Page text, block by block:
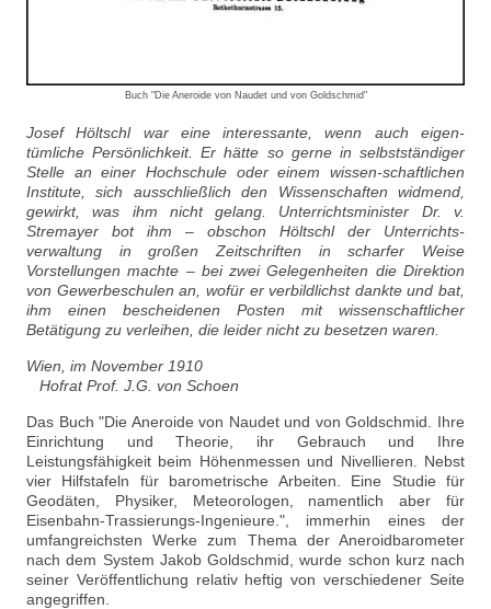
Buch "Die Aneroide von Naudet und von Goldschmid"
Josef Höltschl war eine interessante, wenn auch eigen-
tümliche Persönlichkeit. Er hätte so gerne in selbstständiger
Stelle an einer Hochschule oder einem wissen-schaftlichen
Institute, sich ausschließlich den Wissenschaften widmend,
gewirkt, was ihm nicht gelang. Unterrichtsminister Dr. v.
Stremayer bot ihm – obschon Höltschl der Unterrichts-
verwaltung in großen Zeitschriften in scharfer Weise
Vorstellungen machte – bei zwei Gelegenheiten die Direktion
von Gewerbeschulen an, wofür er verbildlichst dankte und bat,
ihm einen bescheidenen Posten mit wissenschaftlicher
Betätigung zu verleihen, die leider nicht zu besetzen waren.
Wien, im November 1910
Hofrat Prof. J.G. von Schoen
Das Buch "Die Aneroide von Naudet und von Goldschmid. Ihre
Einrichtung und Theorie, ihr Gebrauch und Ihre
Leistungsfähigkeit beim Höhenmessen und Nivellieren. Nebst
vier Hilfstafeln für barometrische Arbeiten. Eine Studie für
Geodäten, Physiker, Meteorologen, namentlich aber für
Eisenbahn-Trassierungs-Ingenieure.", immerhin eines der
umfangreichsten Werke zum Thema der Aneroidbarometer
nach dem System Jakob Goldschmid, wurde schon kurz nach
seiner Veröffentlichung relativ heftig von verschiedener Seite
angegriffen.